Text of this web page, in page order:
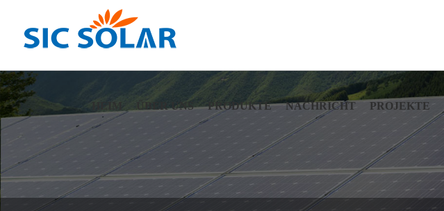
ÜBER UNS PRODUKTE NACHRICHT PROJEKTE